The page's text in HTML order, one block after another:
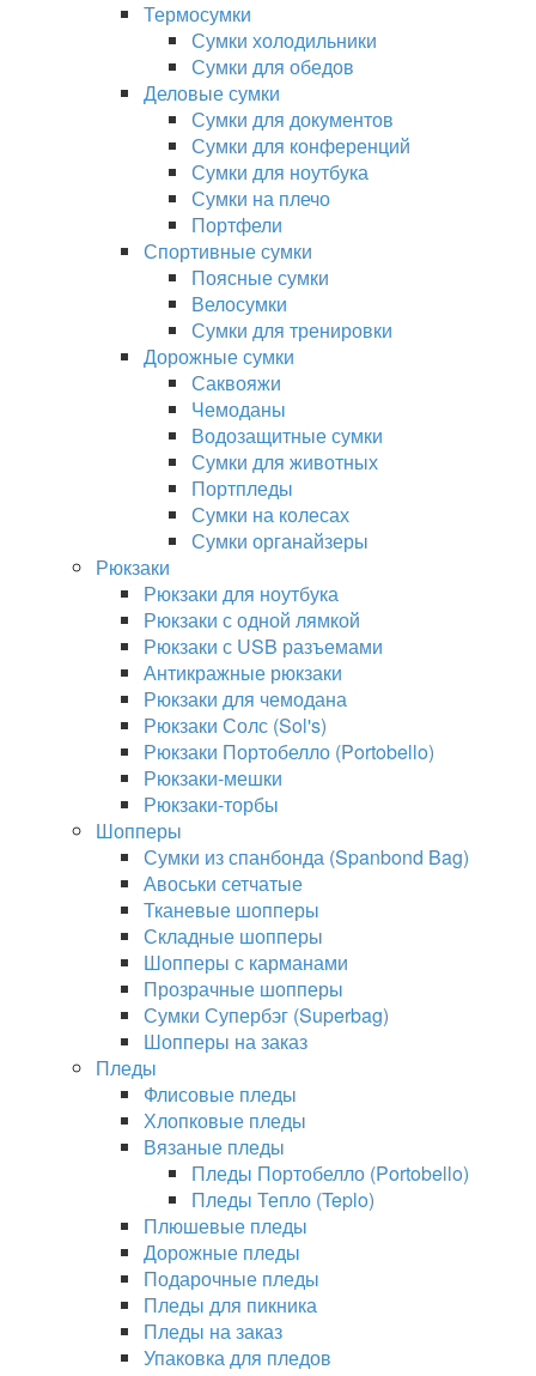
Термосумки
Сумки холодильники
Сумки для обедов
Деловые сумки
Сумки для документов
Сумки для конференций
Сумки для ноутбука
Сумки на плечо
Портфели
Спортивные сумки
Поясные сумки
Велосумки
Сумки для тренировки
Дорожные сумки
Саквояжи
Чемоданы
Водозащитные сумки
Сумки для животных
Портпледы
Сумки на колесах
Сумки органайзеры
Рюкзаки
Рюкзаки для ноутбука
Рюкзаки с одной лямкой
Рюкзаки с USB разъемами
Антикражные рюкзаки
Рюкзаки для чемодана
Рюкзаки Солс (Sol's)
Рюкзаки Портобелло (Portobello)
Рюкзаки-мешки
Рюкзаки-торбы
Шопперы
Сумки из спанбонда (Spanbond Bag)
Авоськи сетчатые
Тканевые шопперы
Складные шопперы
Шопперы с карманами
Прозрачные шопперы
Сумки Супербэг (Superbag)
Шопперы на заказ
Пледы
Флисовые пледы
Хлопковые пледы
Вязаные пледы
Пледы Портобелло (Portobello)
Пледы Тепло (Teplo)
Плюшевые пледы
Дорожные пледы
Подарочные пледы
Пледы для пикника
Пледы на заказ
Упаковка для пледов